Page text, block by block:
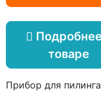
товаре
Прибор для